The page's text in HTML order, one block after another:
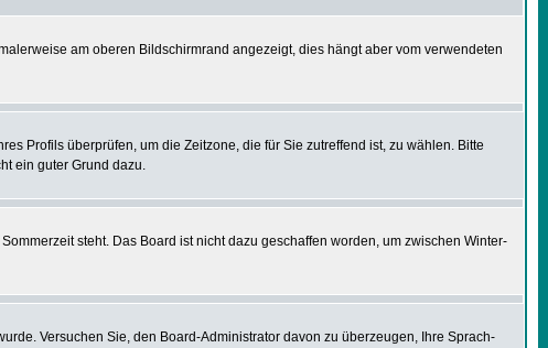
am oberen Bildschirmrand angezeigt, dies hängt aber vom verwendeten
Profils überprüfen, um die Zeitzone, die für Sie zutreffend ist, zu wählen. Bitte
ein guter Grund dazu.
steht. Das Board ist nicht dazu geschaffen worden, um zwischen Winter-
Versuchen Sie, den Board-Administrator davon zu überzeugen, Ihre Sprach-